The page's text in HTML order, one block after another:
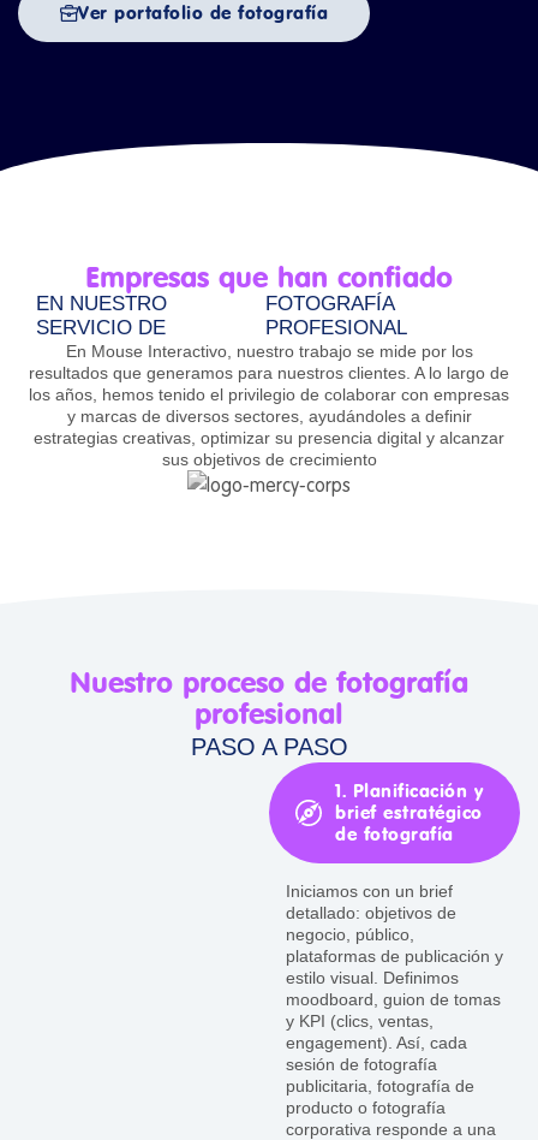
Ver portafolio de fotografía
Empresas que han confiado
EN NUESTRO
SERVICIO DE
FOTOGRAFÍA
PROFESIONAL
En Mouse Interactivo, nuestro trabajo se mide por los
resultados que generamos para nuestros clientes. A lo largo de
los años, hemos tenido el privilegio de colaborar con empresas
y marcas de diversos sectores, ayudándoles a definir
estrategias creativas, optimizar su presencia digital y alcanzar
sus objetivos de crecimiento
Nuestro proceso de fotografía
profesional
PASO A PASO
1. Planificación y
brief estratégico
de fotografía
Iniciamos con un brief
detallado: objetivos de
negocio, público,
plataformas de publicación y
estilo visual. Definimos
moodboard, guion de tomas
y KPI (clics, ventas,
engagement). Así, cada
sesión de fotografía
publicitaria, fotografía de
producto o fotografía
corporativa responde a una